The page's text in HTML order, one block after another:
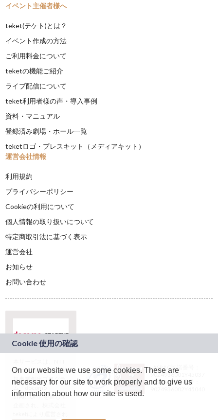
イベント主催者様へ
teket(テケト)とは？
イベント作成の方法
ご利用料金について
teketの機能ご紹介
ライブ配信について
teket利用者様の声・導入事例
資料・マニュアル
登録済み劇場・ホール一覧
teketロゴ・プレスキット（メディアキット）
運営会社情報
利用規約
プライバシーポリシー
Cookieの利用について
個人情報の取り扱いについて
特定商取引法に基づく表示
運営会社
お知らせ
お問い合わせ
ドコモグループの新
規事業創出プログラ
ム「docomo
STARTUP」を通じて
JASRAC許諾番号：
9024936001Y45037
JASRAC許諾番号：
On our website we use some cookies. These are
necessary for our site to work properly and to give us
information about how our site is used.